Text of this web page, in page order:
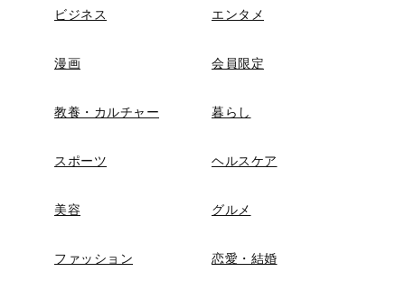
ビジネス エンタメ
漫画 会員限定
教養・カルチャー 暮らし
スポーツ ヘルスケア
美容 グルメ
ファッション 恋愛・結婚